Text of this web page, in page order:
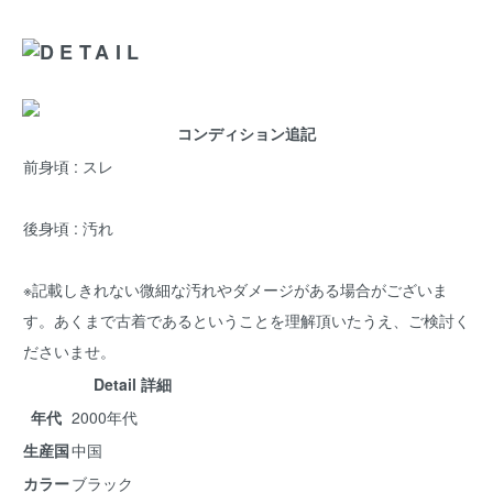
コンディション追記
前身頃 : スレ
後身頃 : 汚れ
※記載しきれない微細な汚れやダメージがある場合がございま
す。あくまで古着であるということを理解頂いたうえ、ご検討く
ださいませ。
Detail 詳細
年代 2000年代
生産国中国
カラーブラック